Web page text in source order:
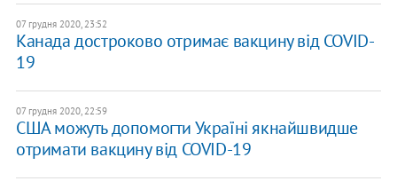
07 грудня 2020, 23:52
Канада достроково отримає вакцину від COVID-
19
07 грудня 2020, 22:59
США можуть допомогти Україні якнайшвидше
отримати вакцину від COVID-19